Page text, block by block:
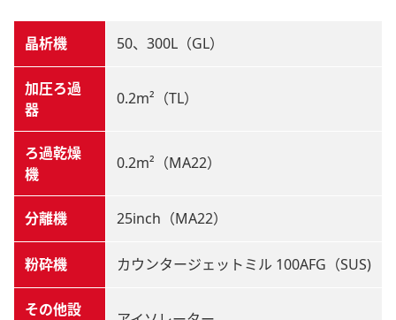
晶析機 50、300L（GL）
加圧ろ過
器
0.2m²（TL）
ろ過乾燥
機
0.2m²（MA22）
分離機 25inch（MA22）
粉砕機 カウンタージェットミル 100AFG（SUS)
その他設